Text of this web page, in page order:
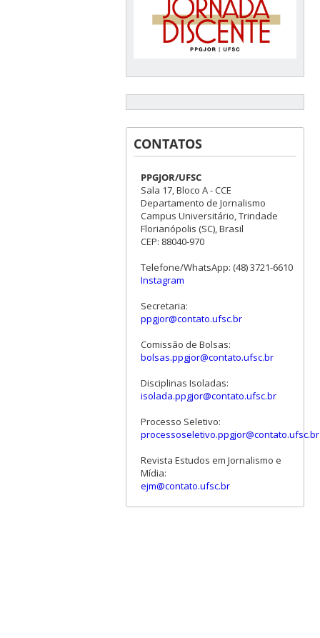
CONTATOS
PPGJOR/UFSC
Sala 17, Bloco A - CCE
Departamento de Jornalismo
Campus Universitário, Trindade
Florianópolis (SC), Brasil
CEP: 88040-970
Telefone/WhatsApp: (48) 3721-6610
Instagram
Secretaria:
ppgjor@contato.ufsc.br
Comissão de Bolsas:
bolsas.ppgjor@contato.ufsc.br
Disciplinas Isoladas:
isolada.ppgjor@contato.ufsc.br
Processo Seletivo:
processoseletivo.ppgjor@contato.ufsc.br
Revista Estudos em Jornalismo e
Mídia:
ejm@contato.ufsc.br